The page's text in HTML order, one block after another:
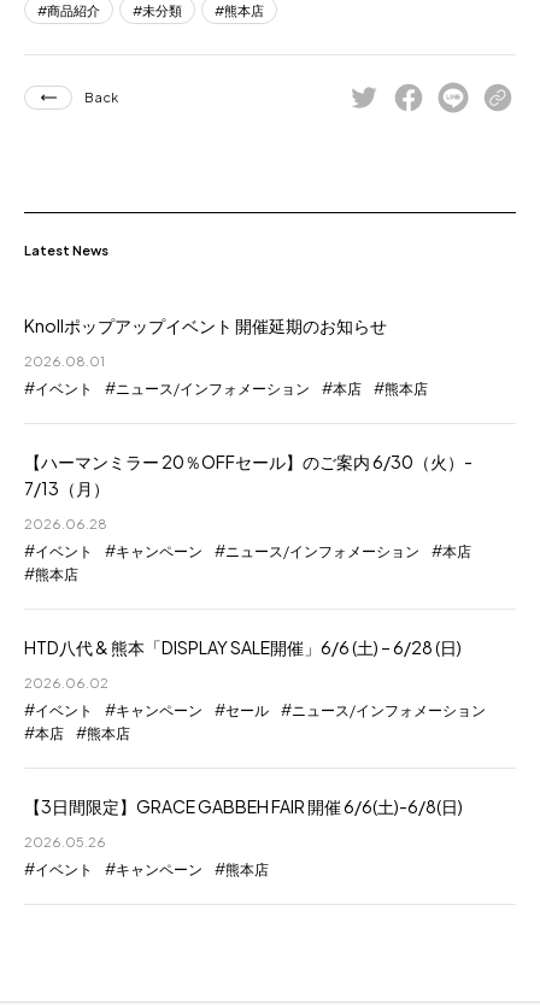
商品紹介 未分類 熊本店
Back
Latest News
Knollポップアップイベント 開催延期のお知らせ
2026.08.01
イベント ニュース/インフォメーション 本店 熊本店
【ハーマンミラー 20％OFFセール】のご案内 6/30（火）-
7/13（月）
2026.06.28
イベント キャンペーン ニュース/インフォメーション
本店
熊本店
HTD八代 & 熊本「DISPLAY SALE開催」6/6 (土) – 6/28 (日)
2026.06.02
イベント キャンペーン セール
ニュース/インフォメーション
本店
熊本店
【3日間限定】GRACE GABBEH FAIR 開催 6/6(土)-6/8(日)
2026.05.26
イベント キャンペーン 熊本店